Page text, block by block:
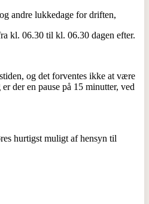
andre lukkedage for driften,
kl. 06.30 til kl. 06.30 dagen efter.
og det forventes ikke at være
der en pause på 15 minutter, ved
hurtigst muligt af hensyn til